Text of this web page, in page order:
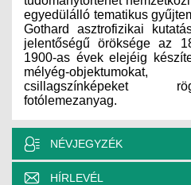
egyedülálló tematikus
Gothard asztrofizikai
jelentőségű öröksége az
1900-as évek elejéig
mélyég-
csillagszínképeket
fotólemezanyag.
NÉVJEGYZÉK
HÍRLEVÉL